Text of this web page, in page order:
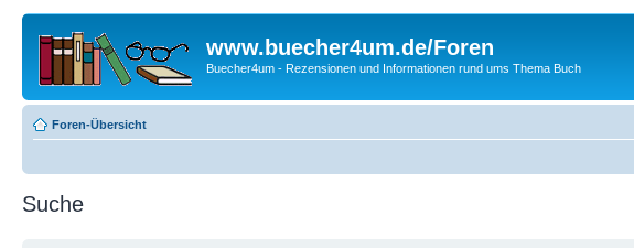
www.buecher4um.de/Foren
Buecher4um - Rezensionen und Informationen rund ums Thema Buch
Foren-Übersicht
Suche